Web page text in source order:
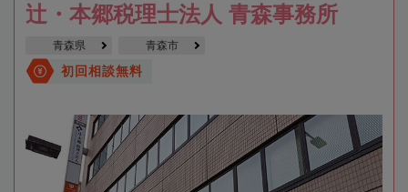
辻・本郷税理士法人 青森事務所
青森県 青森市
初回相談無料